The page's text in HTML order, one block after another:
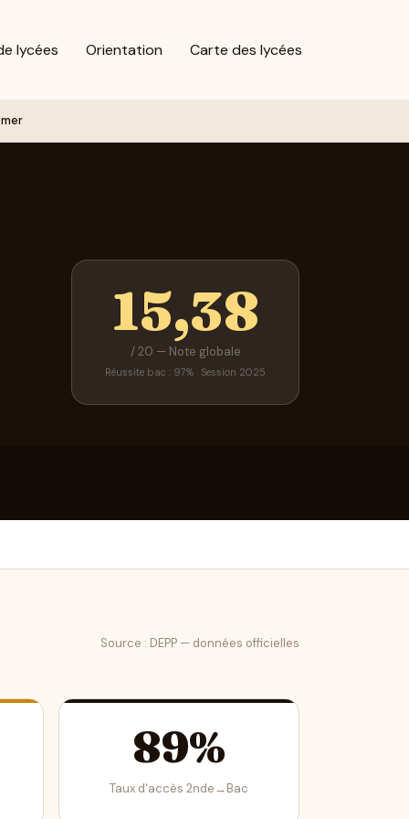
lycées Orientation Carte des lycées
15,38
/ 20 — Note globale
Réussite bac : 97% · Session 2025
Source : DEPP — données officielles
89%
Taux d'accès 2nde→Bac